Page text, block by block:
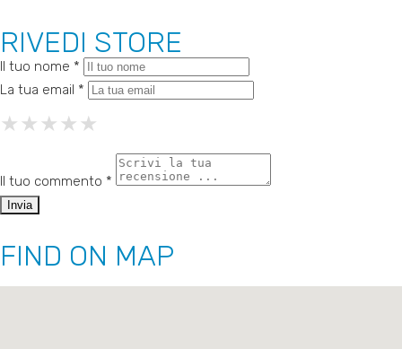
RIVEDI STORE
Il tuo nome *
La tua email *
★
★ ★
★ ★ ★
★ ★ ★ ★
★ ★ ★ ★ ★
Il tuo commento *
FIND ON MAP